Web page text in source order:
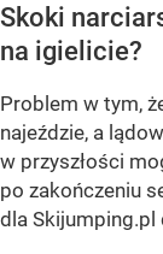
Skoki
na igielicie?
Problem w tym,
najeździe, a
w przyszłości
po zakończeniu
dla Skijumping.pl